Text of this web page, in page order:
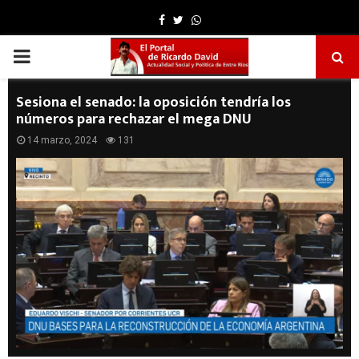
Facebook
TwitterWhatsapp
PRIMARY
MENU
Sesiona el senado: la oposición tendría los
números para rechazar el mega DNU
14 marzo, 2024 131